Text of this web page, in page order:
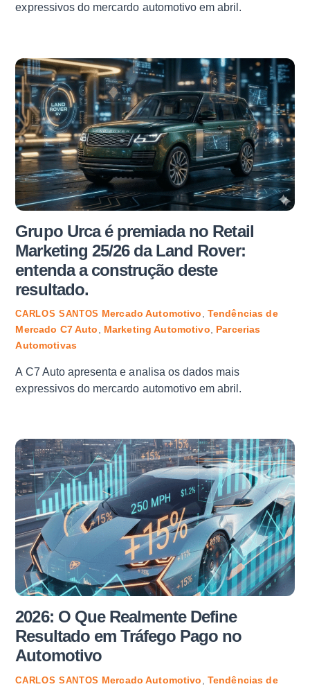
expressivos do mercardo automotivo em abril.
Grupo Urca é premiada no Retail
Marketing 25/26 da Land Rover:
entenda a construção deste
resultado.
CARLOS SANTOS Mercado Automotivo, Tendências de
Mercado C7 Auto, Marketing Automotivo, Parcerias
Automotivas
A C7 Auto apresenta e analisa os dados mais
expressivos do mercardo automotivo em abril.
2026: O Que Realmente Define
Resultado em Tráfego Pago no
Automotivo
CARLOS SANTOS Mercado Automotivo
Tendências de